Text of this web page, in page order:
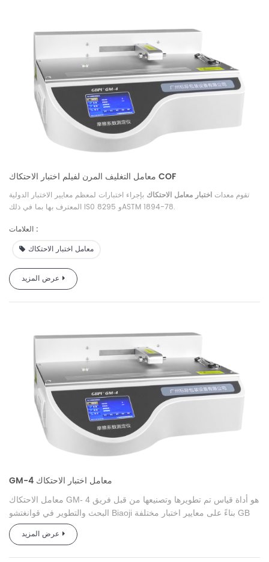
معامل التغليف المرن لفيلم اختبار الاحتكاك COF
تقوم معدات اختبار معامل الاحتكاك بإجراء اختبارات لمعظم معايير الاختبار الدولية
المعترف بها بما في ذلك IS0 8295 وASTM 1894-78.
العلامات :
معامل اختبار الاحتكاك
عرض المزيد
GM-4 معامل اختبار الاحتكاك
معامل الاحتكاك GM- 4 هو أداة قياس تم تطويرها وتصنيعها من قبل فريق
البحث والتطوير في قوانغتشو Biaoji بناءً على معايير اختبار مختلفة GB
يحدد معامل الاحتكاك المقاس نعومة الفيلم
ويمكن تحديد التوحيد بدقة، وذلك لتوجيه الإنتاج بشكل
عرض المزيد